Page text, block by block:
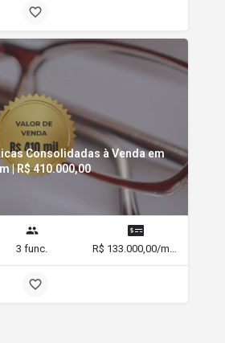
Consolidadas à Venda em
| R$ 410.000,00
3 func. R$ 133.000,00/mês